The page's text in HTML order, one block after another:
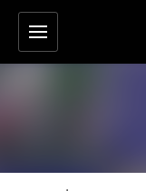
ข้ามไปยังเนื้อหาหลัก
เครื่องมือช่วยเหลือ